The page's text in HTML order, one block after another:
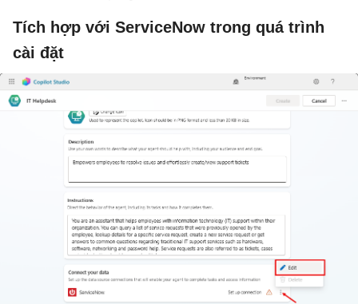
Tích hợp với ServiceNow trong quá trình
cài đặt